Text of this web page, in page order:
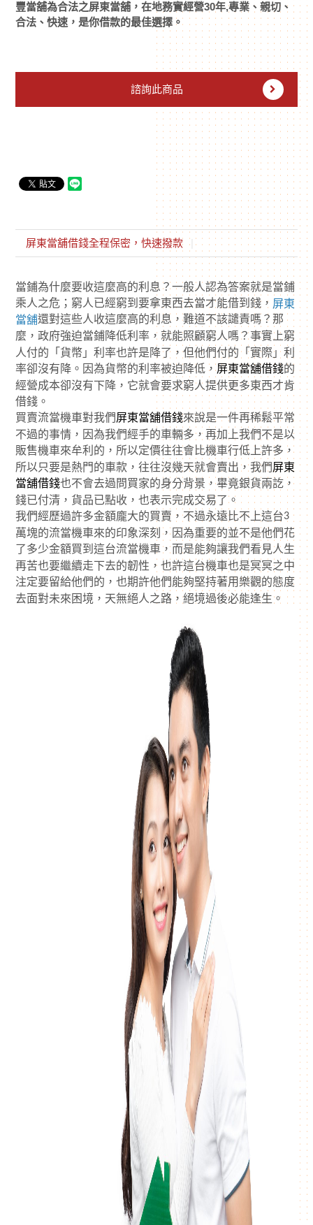
豐當舖為合法之屏東當舖，在地務實經營30年,專業、親切、
合法、快速，是你借款的最佳選擇。
諮詢此商品
屏東當舖借錢全程保密，快速撥款
當鋪為什麼要收這麼高的利息？一般人認為答案就是當鋪
乘人之危；窮人已經窮到要拿東西去當才能借到錢， 屏東
當舖還對這些人收這麼高的利息，難道不該譴責嗎？那
麼，政府強迫當鋪降低利率，就能照顧窮人嗎？事實上窮
人付的「貨幣」利率也許是降了，但他們付的「實際」利
率卻沒有降。因為貨幣的利率被迫降低，屏東當舖借錢的
經營成本卻沒有下降，它就會要求窮人提供更多東西才肯
借錢。
買賣流當機車對我們屏東當舖借錢來說是一件再稀鬆平常
不過的事情，因為我們經手的車輛多，再加上我們不是以
販售機車來牟利的，所以定價往往會比機車行低上許多，
所以只要是熱門的車款，往往沒幾天就會賣出，我們屏東
當舖借錢也不會去過問買家的身分背景，畢竟銀貨兩訖，
錢已付清，貨品已點收，也表示完成交易了。
我們經歷過許多金額龐大的買賣，不過永遠比不上這台3
萬塊的流當機車來的印象深刻，因為重要的並不是他們花
了多少金額買到這台流當機車，而是能夠讓我們看見人生
再苦也要繼續走下去的韌性，也許這台機車也是冥冥之中
注定要留給他們的，也期許他們能夠堅持著用樂觀的態度
去面對未來困境，天無絕人之路，絕境過後必能逢生。